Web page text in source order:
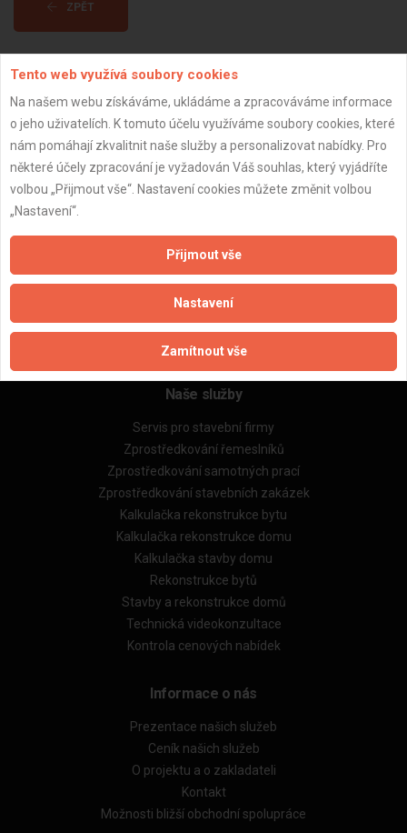
ZPĚT
Aktualizováno z portálu ARES dne 06.12.2024 08:54:10
Důležité informace
Zpracování a ochrana osobních údajů
Zásady pro používání souborů cookie
Obchodní podmínky (zprostředkování)
Obchodní podmínky (rozpočtování)
Reference
Naše excelové tabulky online
Naše služby
Servis pro stavební firmy
Zprostředkování řemeslníků
Zprostředkování samotných prací
Zprostředkování stavebních zakázek
Kalkulačka rekonstrukce bytu
Kalkulačka rekonstrukce domu
Kalkulačka stavby domu
Rekonstrukce bytů
Stavby a rekonstrukce domů
Technická videokonzultace
Kontrola cenových nabídek
Informace o nás
Prezentace našich služeb
Ceník našich služeb
O projektu a o zakladateli
Kontakt
Možnosti bližší obchodní spolupráce
Tento web využívá soubory cookies
Na našem webu získáváme, ukládáme a zpracováváme informace
o jeho uživatelích. K tomuto účelu využíváme soubory cookies, které
nám pomáhají zkvalitnit naše služby a personalizovat nabídky. Pro
některé účely zpracování je vyžadován Váš souhlas, který vyjádříte
volbou „Přijmout vše“. Nastavení cookies můžete změnit volbou
„Nastavení“.
Přijmout vše
Nastavení
Zamítnout vše